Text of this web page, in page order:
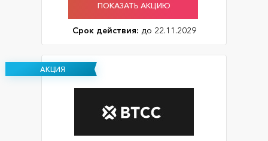
ПОКАЗАТЬ АКЦИЮ
Срок действия: до 22.11.2029
АКЦИЯ